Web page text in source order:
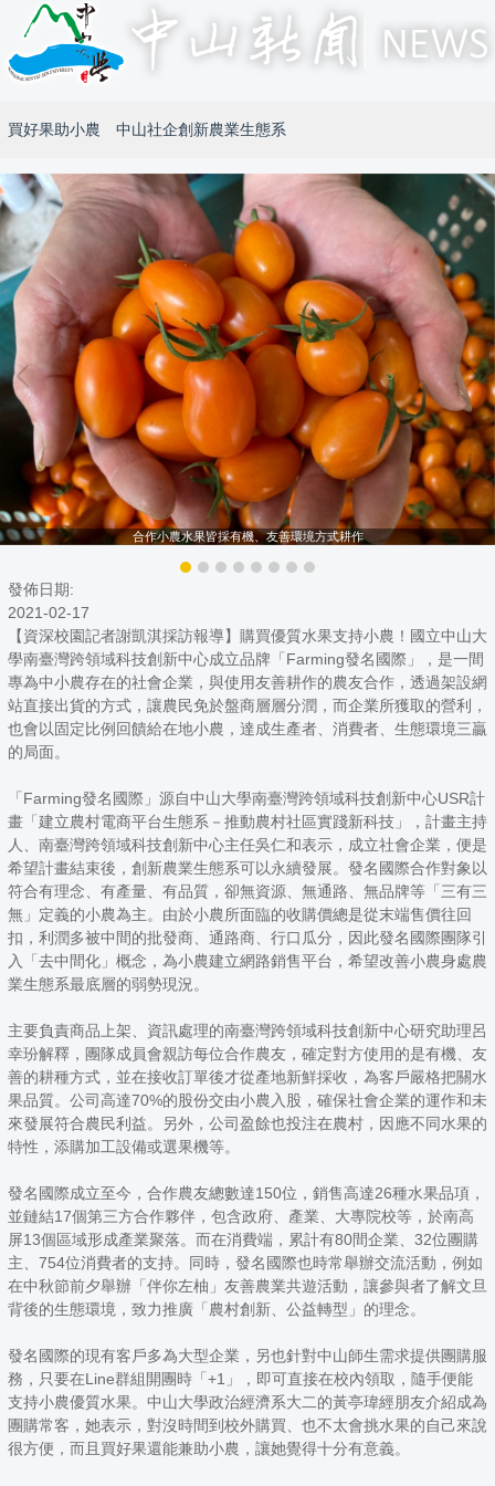
買好果助小農 中山社企創新農業生態系
合作小農水果皆採有機、友善環境方式耕作
發佈日期:
2021-02-17
【資深校園記者謝凱淇採訪報導】購買優質水果支持小農！國立中山大
學南臺灣跨領域科技創新中心成立品牌「Farming發名國際」，是一間
專為中小農存在的社會企業，與使用友善耕作的農友合作，透過架設網
站直接出貨的方式，讓農民免於盤商層層分潤，而企業所獲取的營利，
也會以固定比例回饋給在地小農，達成生產者、消費者、生態環境三贏
的局面。
「Farming發名國際」源自中山大學南臺灣跨領域科技創新中心USR計
畫「建立農村電商平台生態系－推動農村社區實踐新科技」，計畫主持
人、南臺灣跨領域科技創新中心主任吳仁和表示，成立社會企業，便是
希望計畫結束後，創新農業生態系可以永續發展。發名國際合作對象以
符合有理念、有產量、有品質，卻無資源、無通路、無品牌等「三有三
無」定義的小農為主。由於小農所面臨的收購價總是從末端售價往回
扣，利潤多被中間的批發商、通路商、行口瓜分，因此發名國際團隊引
入「去中間化」概念，為小農建立網路銷售平台，希望改善小農身處農
業生態系最底層的弱勢現況。
主要負責商品上架、資訊處理的南臺灣跨領域科技創新中心研究助理呂
幸玢解釋，團隊成員會親訪每位合作農友，確定對方使用的是有機、友
善的耕種方式，並在接收訂單後才從產地新鮮採收，為客戶嚴格把關水
果品質。公司高達70%的股份交由小農入股，確保社會企業的運作和未
來發展符合農民利益。另外，公司盈餘也投注在農村，因應不同水果的
特性，添購加工設備或選果機等。
發名國際成立至今，合作農友總數達150位，銷售高達26種水果品項，
並鏈結17個第三方合作夥伴，包含政府、產業、大專院校等，於南高
屏13個區域形成產業聚落。而在消費端，累計有80間企業、32位團購
主、754位消費者的支持。同時，發名國際也時常舉辦交流活動，例如
在中秋節前夕舉辦「伴你左柚」友善農業共遊活動，讓參與者了解文旦
背後的生態環境，致力推廣「農村創新、公益轉型」的理念。
發名國際的現有客戶多為大型企業，另也針對中山師生需求提供團購服
務，只要在Line群組開團時「+1」，即可直接在校內領取，隨手便能
支持小農優質水果。中山大學政治經濟系大二的黃亭瑋經朋友介紹成為
團購常客，她表示，對沒時間到校外購買、也不太會挑水果的自己來說
很方便，而且買好果還能兼助小農，讓她覺得十分有意義。